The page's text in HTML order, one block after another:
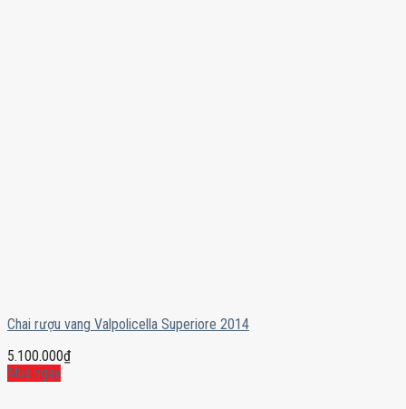
Chai rượu vang Valpolicella Superiore 2014
5.100.000₫
Mua ngay